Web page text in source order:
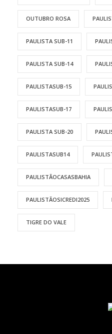
OUTUBRO ROSA
PAULISTA SUB-11
PAULISTA SUB-14
PAULISTASUB-15
PAULISTASUB-17
PAULISTA SUB-20
PAULISTASUB14
PAULISTÃOCASASBAHIA
PAULISTÃOSICREDI2025
TIGRE DO VALE